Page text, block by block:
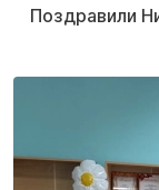
Поздравили